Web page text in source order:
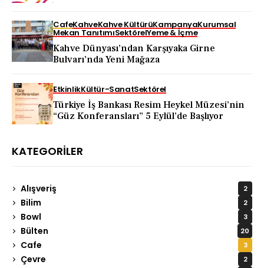
CafeKahveKahve KültürüKampanyaKurumsal
Mekan TanıtımıSektörelYeme & İçme
Kahve Dünyası’ndan Karşıyaka Girne
Bulvarı’nda Yeni Mağaza
EtkinlikKültür-SanatSektörel
Türkiye İş Bankası Resim Heykel Müzesi’nin
“Güz Konferansları” 5 Eylül’de Başlıyor
KATEGORILER
Alışveriş 2
Bilim 2
Bowl 3
Bülten 20
Cafe 3
Çevre 2